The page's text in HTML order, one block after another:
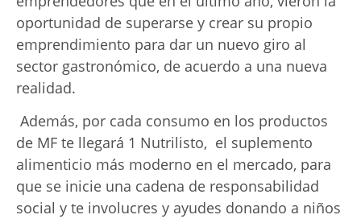
oportunidad de superarse y crear su propio
emprendimiento para dar un nuevo giro al
sector gastronómico, de acuerdo a una nueva
realidad.
Además, por cada consumo en los productos
de MF te llegará 1 Nutrilisto, el suplemento
alimenticio más moderno en el mercado, para
que se inicie una cadena de responsabilidad
social y te involucres y ayudes donando a niños